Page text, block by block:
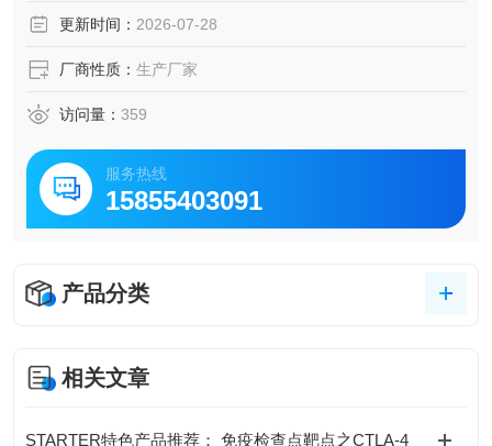
更新时间： 2026-07-28
厂商性质： 生产厂家
访问量： 359
服务热线
15855403091
产品分类
相关文章
STARTER特色产品推荐： 免疫检查点靶点之CTLA-4